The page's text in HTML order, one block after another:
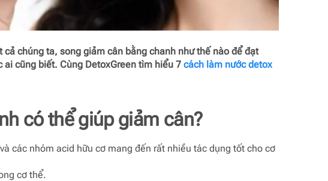
chúng ta, song giảm cân bằng chanh như thế nào để đạt
cũng biết. Cùng DetoxGreen tìm hiểu 7 cách làm nước detox
có thể giúp giảm cân?
các nhóm acid hữu cơ mang đến rất nhiều tác dụng tốt cho cơ
cơ thể.